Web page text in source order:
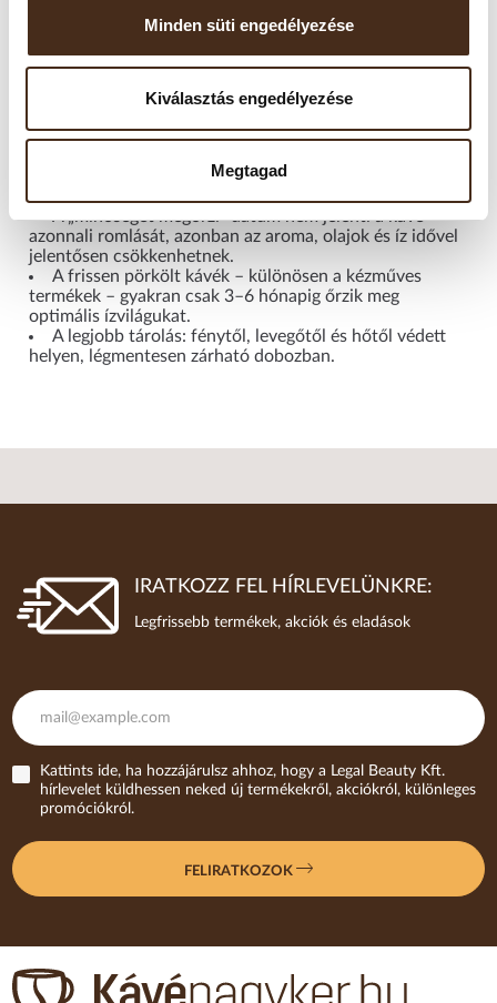
Minden süti engedélyezése
Kiválasztás engedélyezése
Megtagad
Felbontás után javasolt 2–4 héten belül elfogyasztani, mivel
a szemes kávé gyorsan veszít aromájából. A fagyasztás nem
ne tárolja hűtőszekrényben sem.
A „minőségét megőrzi” dátum nem jelenti a kávé
azonnali romlását, azonban az aroma, olajok és íz idővel
jelentősen csökkenhetnek.
A frissen pörkölt kávék – különösen a kézműves
termékek – gyakran csak 3–6 hónapig őrzik meg
optimális ízvilágukat.
A legjobb tárolás: fénytől, levegőtől és hőtől védett
helyen, légmentesen zárható dobozban.
IRATKOZZ FEL HÍRLEVELÜNKRE:
Legfrissebb termékek, akciók és eladások
Kattints ide, ha hozzájárulsz ahhoz, hogy a Legal Beauty Kft.
hírlevelet küldhessen neked új termékekről, akciókról, különleges
promóciókról.
FELIRATKOZOK